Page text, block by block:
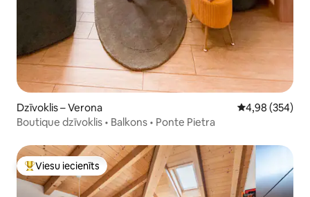
Dzīvoklis – Verona Vidējais
4,98 (354)
Boutique dzīvoklis • Balkons • Ponte Pietra
Populārs viesu iecienīts mājoklis
Viesu iecienīts